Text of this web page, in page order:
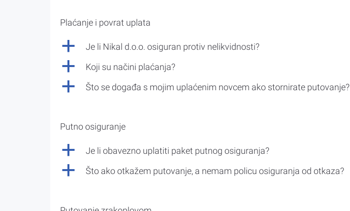
Plaćanje i povrat uplata
a Je li Nikal d.o.o. osiguran protiv nelikvidnosti?
a Koji su načini plaćanja?
a Što se događa s mojim uplaćenim novcem ako stornirate putovanje?
Putno osiguranje
a Je li obavezno uplatiti paket putnog osiguranja?
a Što ako otkažem putovanje, a nemam policu osiguranja od otkaza?